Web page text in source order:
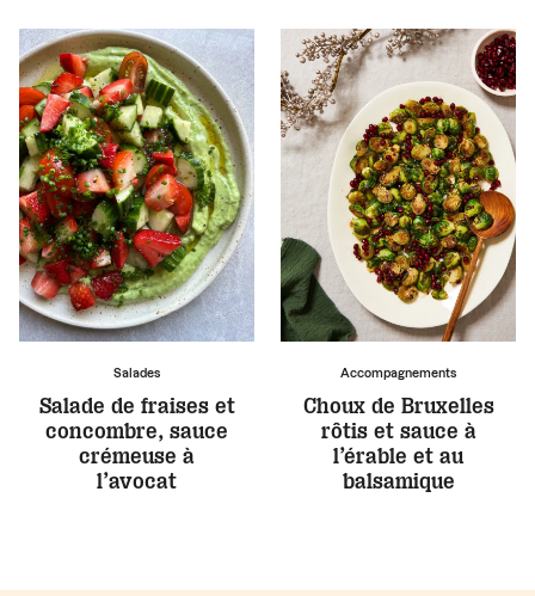
Salades
Salade de fraises et
concombre, sauce
crémeuse à
l’avocat
Accompagnements
Choux de Bruxelles
rôtis et sauce à
l’érable et au
balsamique